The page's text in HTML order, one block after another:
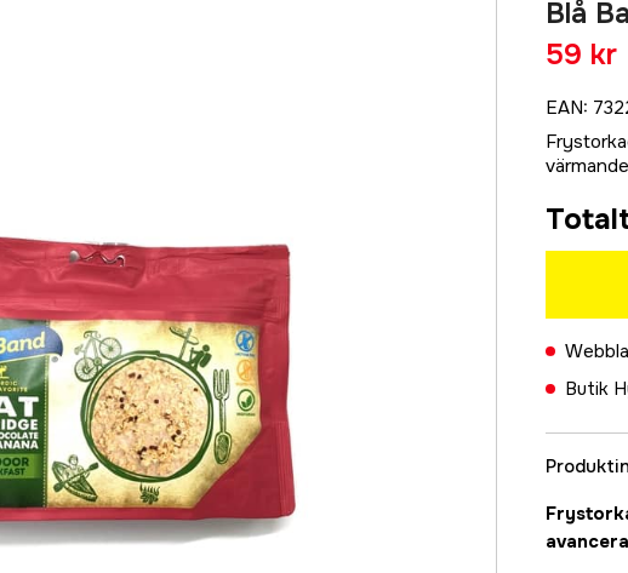
Blå
59 kr
EAN:
Totalt
Butik